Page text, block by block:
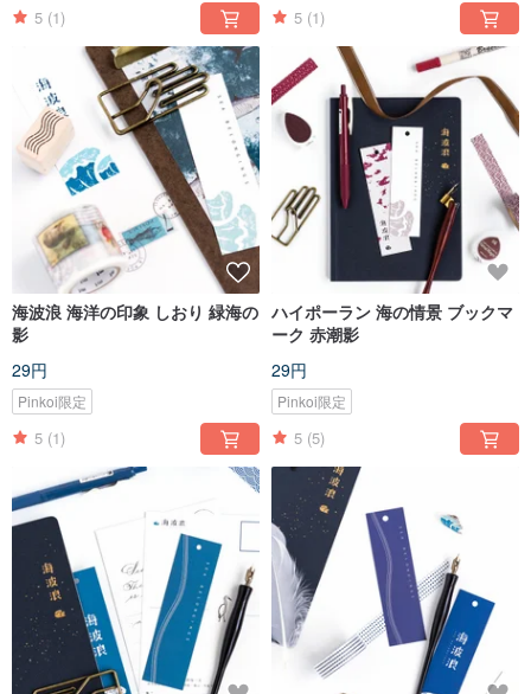
5 (1) 5 (1)
海波浪 海洋の印象 しおり 緑海の
影
29円
Pinkoi限定
5 (1)
ハイポーラン 海の情景 ブックマ
ーク 赤潮影
29円
Pinkoi限定
5 (5)